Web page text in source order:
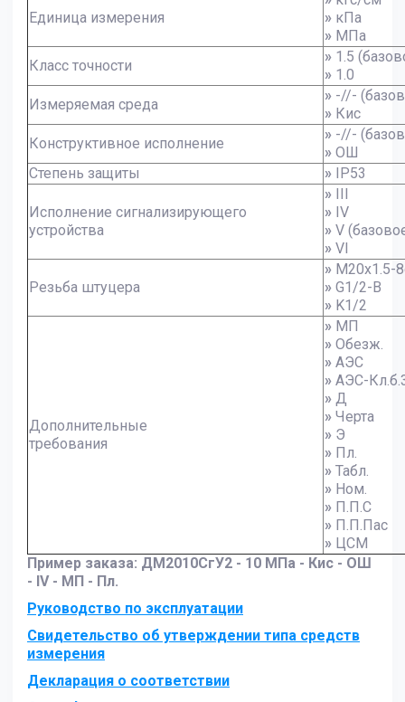
Единица измерения » кПа
» МПа
Класс точности
» 1.5
» 1.0
Измеряемая среда
» -//-
» Кис
Конструктивное исполнение
» -//-
» ОШ
Степень защиты
» IP53
Исполнение сигнализирующего
устройства
» III
» IV
» V
» VI
Резьба штуцера
» M20x1.5-
» G1/2-B
» K1/2
Дополнительные
требования
» МП
» Обезж.
» АЭС
» АЭС-
» Д
» Черта
» Э
» Пл.
» Табл.
» Ном.
» П.П.С
» П.П.Пас
» ЦСМ
Пример заказа: ДМ2010СгУ2 - 10 МПа - Кис - ОШ
- IV - МП - Пл.
Руководство по эксплуатации
Свидетельство об утверждении типа средств
измерения
Декларация о соответствии